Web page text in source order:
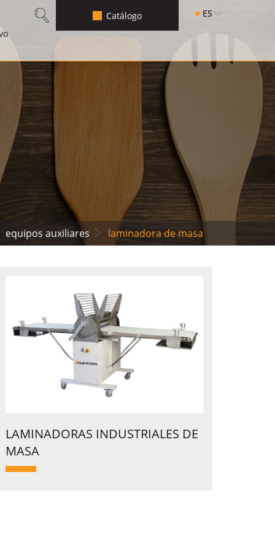
Catálogo ES
equipos auxiliares laminadora de masa
LAMINADORAS INDUSTRIALES DE
MASA